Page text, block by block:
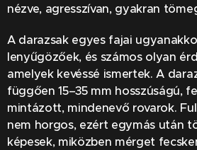
nézve, agresszívan, gyakran
A darazsak egyes fajai
lenyűgözőek, és számos olyan
amelyek kevéssé ismertek. A
függően 15–35 mm hosszúságú,
mintázott, mindenevő rovarok.
nem horgos, ezért egymás után
képesek, miközben mérget